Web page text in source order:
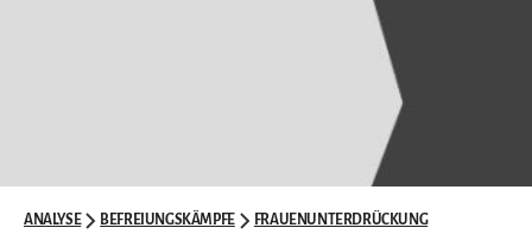
ANALYSE BEFREIUNGSKÄMPFE FRAUENUNTERDRÜCKUNG